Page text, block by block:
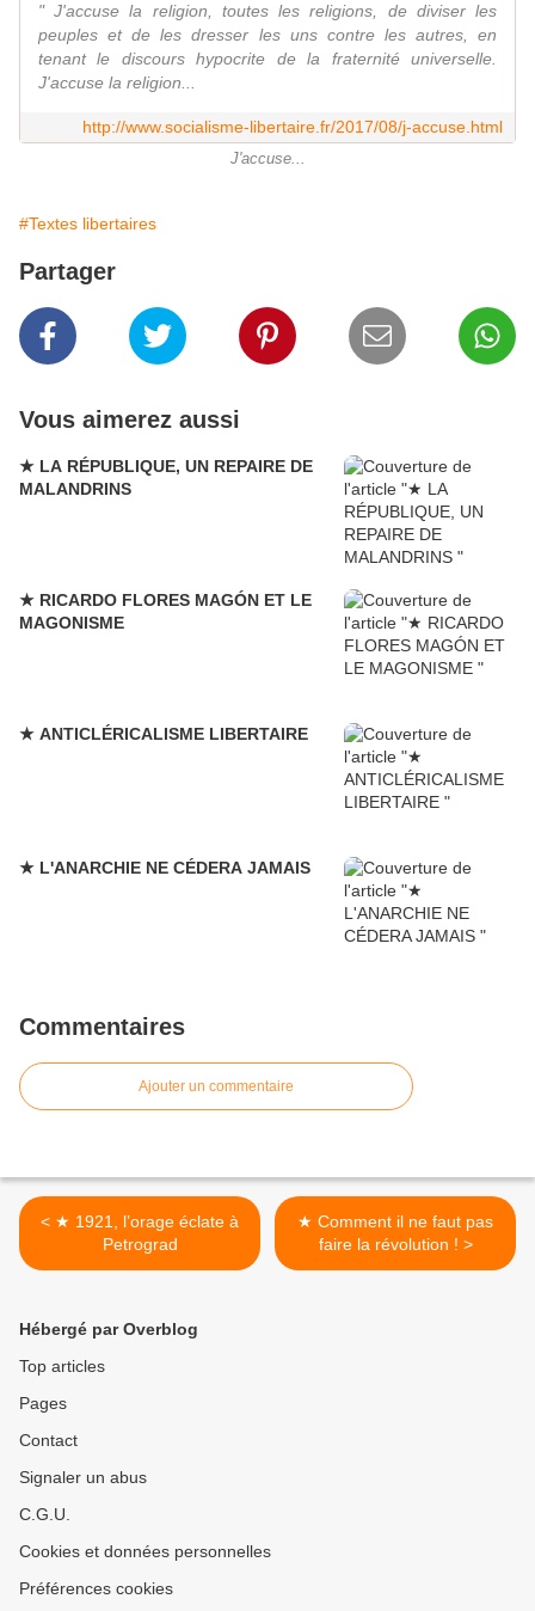
" J'accuse la religion, toutes les religions, de diviser les
peuples et de les dresser les uns contre les autres, en
tenant le discours hypocrite de la fraternité universelle.
J'accuse la religion...
http://www.socialisme-libertaire.fr/2017/08/j-accuse.html
J'accuse...
#Textes libertaires
Partager
Vous aimerez aussi
★ LA RÉPUBLIQUE, UN REPAIRE DE
MALANDRINS
★ RICARDO FLORES MAGÓN ET LE
MAGONISME
★ ANTICLÉRICALISME LIBERTAIRE
★ L'ANARCHIE NE CÉDERA JAMAIS
Commentaires
Ajouter un commentaire
< ★ 1921, l’orage éclate à
Petrograd
★ Comment il ne faut pas
faire la révolution ! >
Hébergé par Overblog
Top articles
Pages
Contact
Signaler un abus
C.G.U.
Cookies et données personnelles
Préférences cookies